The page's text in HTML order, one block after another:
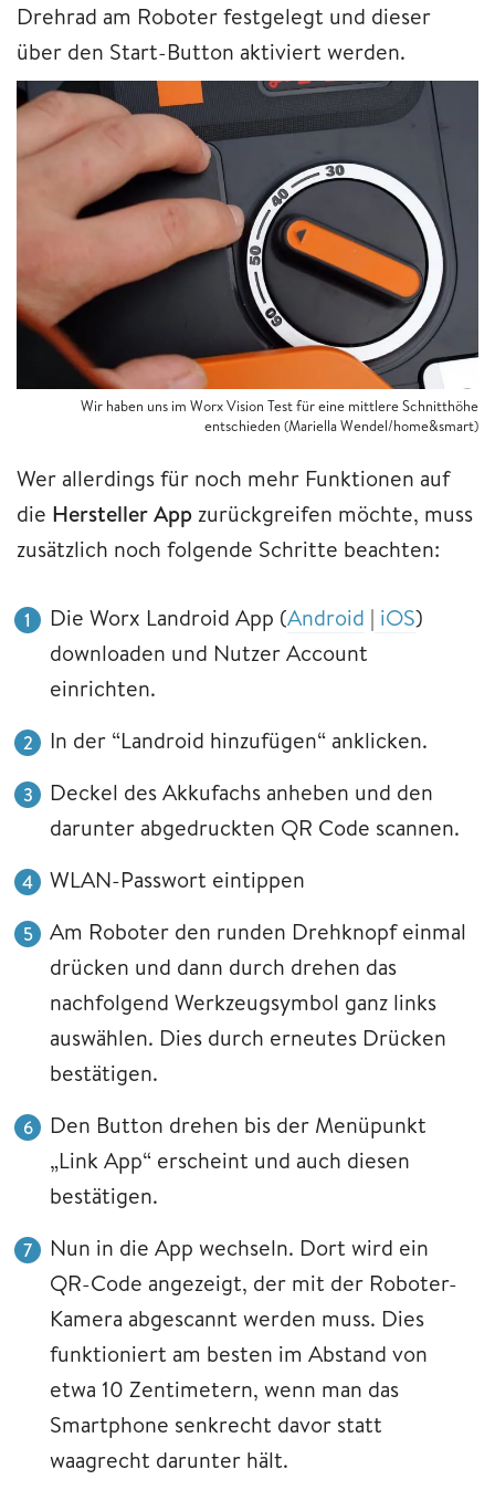
Drehrad am Roboter festgelegt und dieser
über den Start-Button aktiviert werden.
Wir haben uns im Worx Vision Test für eine mittlere Schnitthöhe
entschieden (Mariella Wendel/home&smart)
Wer allerdings für noch mehr Funktionen auf
die Hersteller Appzurückgreifen möchte, muss
zusätzlich noch folgende Schritte beachten:
Die Worx Landroid App (Android | iOS)
downloaden und Nutzer Account
einrichten.
In der “Landroid hinzufügen“ anklicken.
Deckel des Akkufachs anheben und den
darunter abgedruckten QR Code scannen.
WLAN-Passwort eintippen
Am Roboter den runden Drehknopf einmal
drücken und dann durch drehen das
nachfolgend Werkzeugsymbol ganz links
auswählen. Dies durch erneutes Drücken
bestätigen.
Den Button drehen bis der Menüpunkt
„Link App“ erscheint und auch diesen
bestätigen.
Nun in die App wechseln. Dort wird ein
QR-Code angezeigt, der mit der Roboter-
Kamera abgescannt werden muss. Dies
funktioniert am besten im Abstand von
etwa 10 Zentimetern, wenn man das
Smartphone senkrecht davor statt
waagrecht darunter hält.